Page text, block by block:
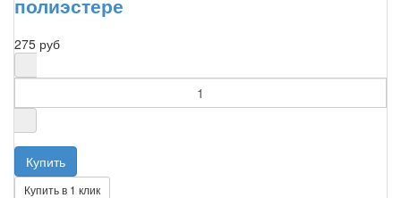
полиэстере
275 руб
Купить в 1 клик